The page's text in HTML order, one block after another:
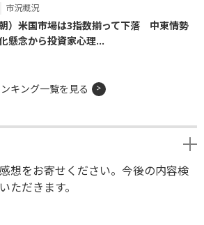
市況概況
朝）米国市場は3指数揃って下落 中東情勢
懸念から投資家心理...
キング一覧を見る
想をお寄せください。今後の内容検
ただきます。